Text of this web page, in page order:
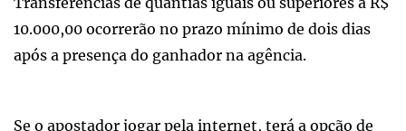
10.000,00 ocorrerão no prazo mínimo de dois dias
após a presença do ganhador na agência.
Se o apostador jogar pela internet, terá a opção de